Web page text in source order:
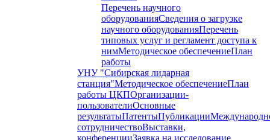
Перечень научного
оборудованияСведения о загрузке
научного оборудованияПеречень
типовых услуг и регламент доступа к
нимМетодическое обеспечениеПлан
работы
УНУ "Сибирская лидарная
станция"Методическое обеспечениеПлан
работы ЦКПОрганизации-
пользователиОсновные
результатыПатентыПубликации
сотрудничествоВыставки,
конференцииЗаявка на исследование